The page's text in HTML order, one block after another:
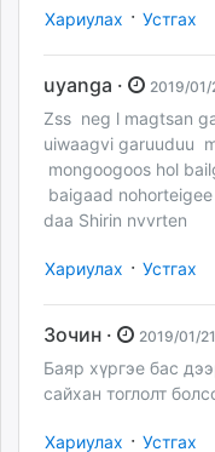
Хариулах · Устгах
uyanga · 2019/01/
Zss neg l magtsan
uiwaagvi garuuduu
mongoogoos hol
baigaad
daa Shirin nvvrten
Хариулах · Устгах
Зочин · 2019/01/21
Баяр хүргэе бас
сайхан тоглолт
Хариулах · Устгах